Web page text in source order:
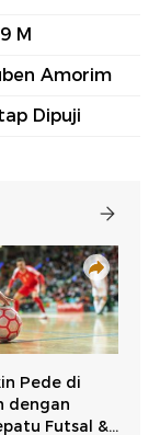
M
Amorim
Dipuji